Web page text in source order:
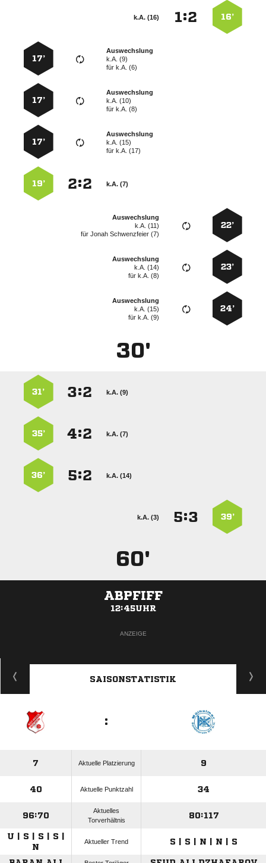
16’
:
k.A. (16)
Auswechslung
k.A. (9)
fürk.A. (6)
17’
Auswechslung
k.A. (10)
fürk.A. (8)
17’
Auswechslung
k.A. (15)
fürk.A. (17)
17’
k.A. (7)
:
19’
22’
Auswechslung
k.A. (11)
für  
23’
Auswechslung
k.A. (14)
fürk.A. (8)
24’
Auswechslung
k.A. (15)
fürk.A. (9)
30'
k.A. (9)
:
31’
k.A. (7)
:
35’
k.A. (14)
:
36’
39’
:
k.A. (3)
60'
ABPFIFF
12:45UHR
ANZEIGE
SAISONSTATISTIK
:
7 Aktuelle Platzierung 9
40 Aktuelle Punktzahl 34
96:70
Aktuelles
Torverhältnis
80:117
U | S | S | S |
N
Aktueller Trend S | S | N | N | S